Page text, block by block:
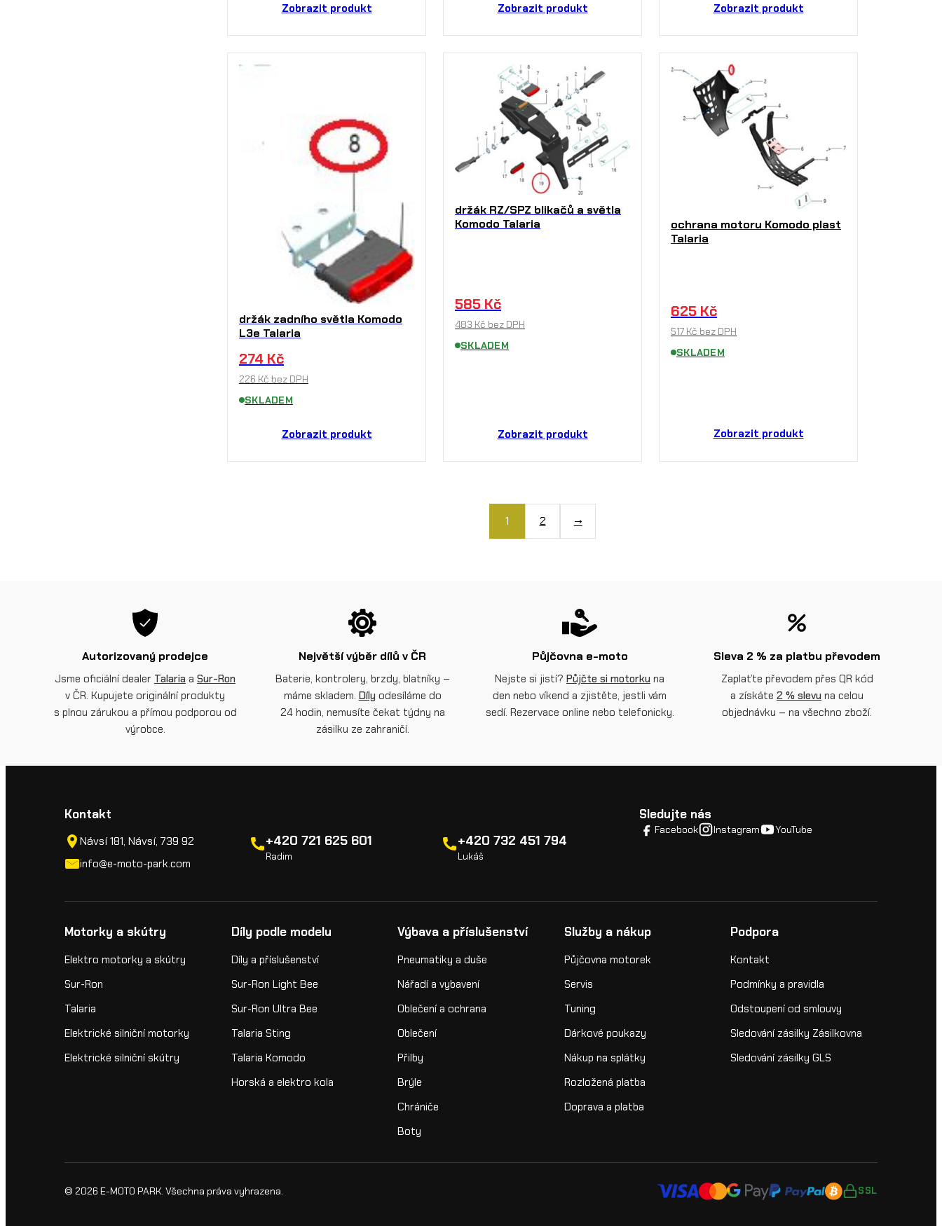
Zobrazit produkt Zobrazit produkt Zobrazit produkt
držák zadního světla Komodo
L3e Talaria
274 Kč
226 Kč bez DPH
SKLADEM
Zobrazit produkt
držák RZ/SPZ blikačů a světla
Komodo Talaria
585 Kč
483 Kč bez DPH
SKLADEM
Zobrazit produkt
ochrana motoru Komodo plast
Talaria
625 Kč
517 Kč bez DPH
SKLADEM
Zobrazit produkt
1 2 →
Autorizovaný prodejce
Jsme oficiální dealer Talaria a Sur-Ron
v ČR. Kupujete originální produkty
s plnou zárukou a přímou podporou od
výrobce.
Největší výběr dílů v ČR
Baterie, kontrolery, brzdy, blatníky –
máme skladem. Díly odesíláme do
24 hodin, nemusíte čekat týdny na
zásilku ze zahraničí.
Půjčovna e-moto
Nejste si jistí? Půjčte si motorku na
den nebo víkend a zjistěte, jestli vám
sedí. Rezervace online nebo telefonicky.
Sleva 2 % za platbu převodem
Zaplaťte převodem přes QR kód
a získáte 2 % slevu na celou
objednávku – na všechno zboží.
Kontakt
Návsí 181, Návsí, 739 92
info@e-moto-park.com
+420 721 625 601
Radim
+420 732 451 794
Lukáš
Sledujte nás
Facebook Instagram YouTube
Motorky a skútry
Elektro motorky a skútry
Sur-Ron
Talaria
Elektrické silniční motorky
Elektrické silniční skútry
Díly podle modelu
Díly a příslušenství
Sur-Ron Light Bee
Sur-Ron Ultra Bee
Talaria Sting
Talaria Komodo
Horská a elektro kola
Výbava a příslušenství
Pneumatiky a duše
Nářadí a vybavení
Oblečení a ochrana
Oblečení
Přilby
Brýle
Chrániče
Boty
Služby a nákup
Půjčovna motorek
Servis
Tuning
Dárkové poukazy
Nákup na splátky
Rozložená platba
Doprava a platba
Podpora
Kontakt
Podmínky a pravidla
Odstoupení od smlouvy
Sledování zásilky Zásilkovna
Sledování zásilky GLS
© 2026 E-MOTO PARK. Všechna práva vyhrazena. SSL